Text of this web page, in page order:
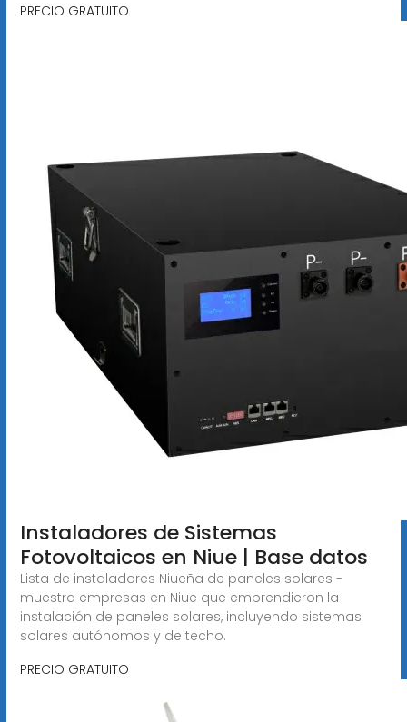
PRECIO GRATUITO
Instaladores de Sistemas
Fotovoltaicos en Niue | Base datos
Lista de instaladores Niueña de paneles solares -
muestra empresas en Niue que emprendieron la
instalación de paneles solares, incluyendo sistemas
solares autónomos y de techo.
PRECIO GRATUITO